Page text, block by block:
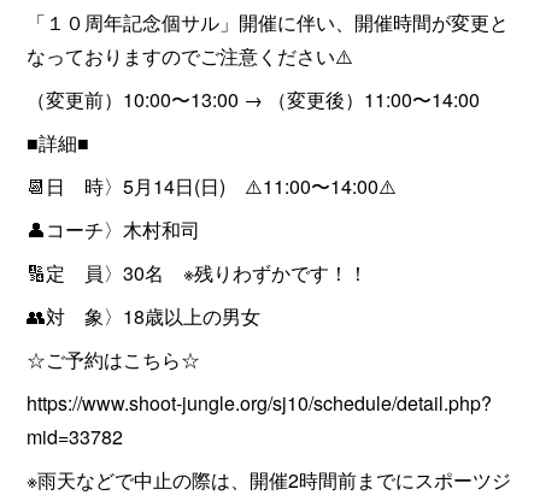
「１０周年記念個サル」開催に伴い、開催時間が変更と
なっておりますのでご注意ください⚠️
（変更前）10:00〜13:00 → （変更後）11:00〜14:00
■詳細■
📆日 時〉5月14日(日) ⚠️11:00〜14:00⚠️
👤コーチ〉木村和司
🔢定 員〉30名 ※残りわずかです！！
👥対 象〉18歳以上の男女
☆ご予約はこちら☆
https://www.shoot-jungle.org/sj10/schedule/detail.php?
mid=33782
※雨天などで中止の際は、開催2時間前までにスポーツジ